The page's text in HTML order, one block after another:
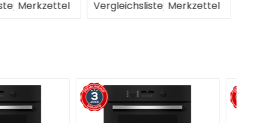
Merkzettel Vergleichsliste Merkzettel